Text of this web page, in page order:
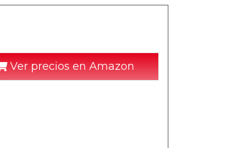
Ver precios en Amazon